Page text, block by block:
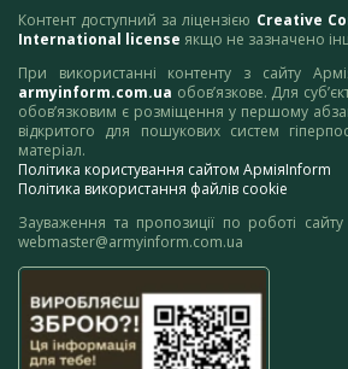
Контент доступний за ліцензією Creative
International license якщо не зазначено
При використанні контенту з сайту
armyinform.com.ua обов’язкове. Для
обов’язковим є розміщення у першому
відкритого для пошукових систем
матеріал.
Політика користування сайтом АрміяInform
Політика використання файлів cookie
Зауваження та пропозиції по роботі
webmaster@armyinform.com.ua